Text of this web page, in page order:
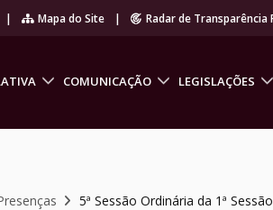
| Mapa do Site | Radar de Transparência
COMUNICAÇÃO LEGISLAÇÕES
5ª Sessão Ordinária da 1ª